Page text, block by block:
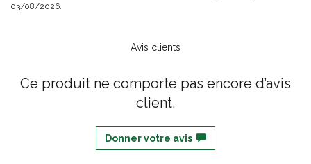
03/08/2026.
Avis clients
Ce produit ne comporte pas encore d’avis
client.
Donner votre avis